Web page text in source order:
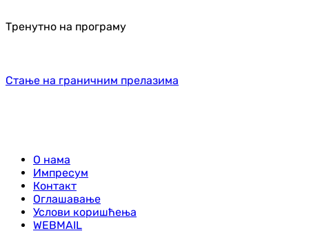
Тренутно на програму
Стање на граничним прелазима
О нама
Импресум
Контакт
Оглашавање
Услови коришћења
WEBMAIL